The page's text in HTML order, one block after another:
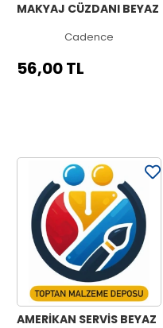
MAKYAJ CÜZDANI BEYAZ
Cadence
56,00 TL
AMERİKAN SERVİS BEYAZ